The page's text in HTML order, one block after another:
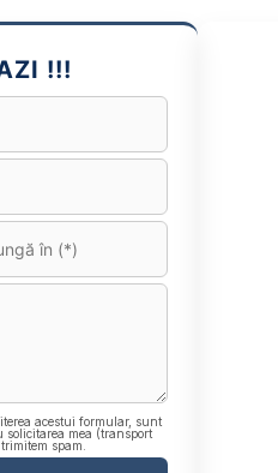
!!!
acestui formular, sunt
solicitarea mea (transport
spam.